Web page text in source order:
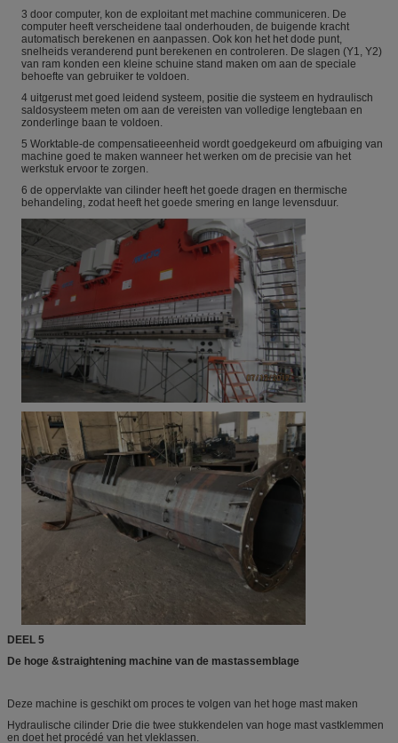
3 door computer, kon de exploitant met machine communiceren. De
computer heeft verscheidene taal onderhouden, de buigende kracht
automatisch berekenen en aanpassen. Ook kon het het dode punt,
snelheids veranderend punt berekenen en controleren. De slagen (Y1, Y2)
van ram konden een kleine schuine stand maken om aan de speciale
behoefte van gebruiker te voldoen.
4 uitgerust met goed leidend systeem, positie die systeem en hydraulisch
saldosysteem meten om aan de vereisten van volledige lengtebaan en
zonderlinge baan te voldoen.
5 Worktable-de compensatieeenheid wordt goedgekeurd om afbuiging van
machine goed te maken wanneer het werken om de precisie van het
werkstuk ervoor te zorgen.
6 de oppervlakte van cilinder heeft het goede dragen en thermische
behandeling, zodat heeft het goede smering en lange levensduur.
DEEL 5
De hoge &straightening machine van de mastassemblage
Deze machine is geschikt om proces te volgen van het hoge mast maken
Hydraulische cilinder Drie die twee stukkendelen van hoge mast vastklemmen
en doet het procédé van het vleklassen.